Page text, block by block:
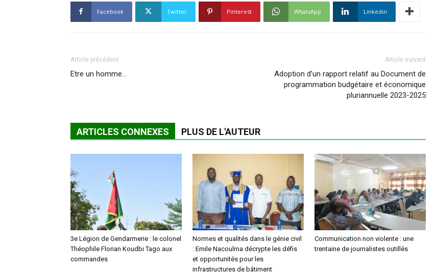
Facebook Twitter Pinterest WhatsApp Linkedin
Article précédent
Etre un homme…
Article suivant
Adoption d’un rapport relatif au Document de
programmation budgétaire et économique
pluriannuelle 2023-2025
ARTICLES CONNEXES PLUS DE L'AUTEUR
3e Légion de Gendarmerie : le colonel
Théophile Florian Koudbi Tago aux
commandes
Normes et qualités dans le génie civil
: Emile Nacoulma décrypte les défis
et opportunités pour les
infrastructures de bâtiment
Communication non violente : une
trentaine de journalistes outillés